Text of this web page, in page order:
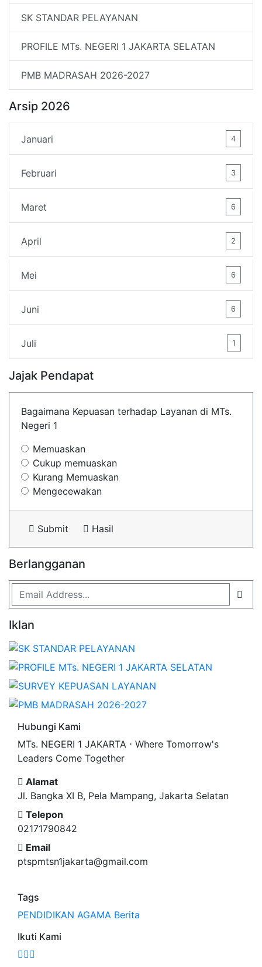
SK STANDAR PELAYANAN
PROFILE MTs. NEGERI 1 JAKARTA SELATAN
PMB MADRASAH 2026-2027
Arsip 2026
Januari 4
Februari 3
Maret 6
April 2
Mei 6
Juni 6
Juli 1
Jajak Pendapat
Bagaimana Kepuasan terhadap Layanan di MTs.
Negeri 1
Memuaskan
Cukup memuaskan
Kurang Memuaskan
Mengecewakan
Submit Hasil
Berlangganan
Iklan
Hubungi Kami
MTs. NEGERI 1 JAKARTA ⋅ Where Tomorrow's
Leaders Come Together
Alamat
Jl. Bangka XI B, Pela Mampang, Jakarta Selatan
Telepon
02171790842
Email
ptspmtsn1jakarta@gmail.com
Tags
PENDIDIKAN AGAMA Berita
Ikuti Kami